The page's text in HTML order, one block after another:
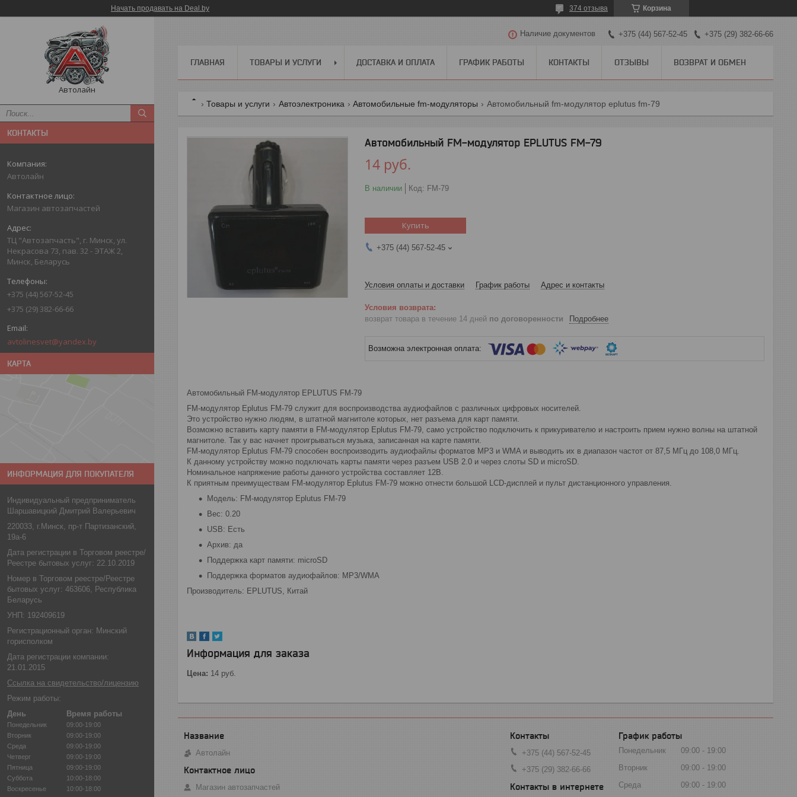
Начать продавать на Deal.by Корзина
374 отзыва
Автолайн
КОНТАКТЫ
Автолайн
Магазин автозапчастей
ТЦ "Автозапчасть", г. Минск, ул.
Некрасова 73, пав. 32 - ЭТАЖ 2,
Минск, Беларусь
+375 (44) 567-52-45
+375 (29) 382-66-66
avtolinesvet@yandex.by
КАРТА
ИНФОРМАЦИЯ ДЛЯ ПОКУПАТЕЛЯ
Индивидуальный предприниматель
Шаршавицкий Дмитрий Валерьевич
220033, г.Минск, пр-т Партизанский,
19а-6
Дата регистрации в Торговом реестре/
Реестре бытовых услуг: 22.10.2019
Номер в Торговом реестре/Реестре
бытовых услуг: 463606, Республика
Беларусь
УНП: 192409619
Регистрационный орган: Минский
горисполком
Дата регистрации компании:
21.01.2015
Ссылка на свидетельство/лицензию
Режим работы:
День
Время работы
Понедельник
09:00-19:00
Вторник
09:00-19:00
Среда
09:00-19:00
Четверг
09:00-19:00
Пятница
09:00-19:00
Суббота
10:00-18:00
Воскресенье
10:00-18:00
Наличие документов +375 (44) 567-52-45 +375 (29) 382-66-66
ГЛАВНАЯ ТОВАРЫ И УСЛУГИ ДОСТАВКА И ОПЛАТА ГРАФИК РАБОТЫ КОНТАКТЫ ОТЗЫВЫ ВОЗВРАТ И ОБМЕН
Товары и услуги Автоэлектроника Автомобильные fm-модуляторы Автомобильный fm-модулятор eplutus fm-79
Автомобильный FM-модулятор EPLUTUS FM-79
14 руб.
В наличии Код: FM-79
Купить
+375 (44) 567-52-45
Условия оплаты и доставки График работы Адрес и контакты
возврат товара в течение 14 дней по договоренности Подробнее
Автомобильный FM-модулятор EPLUTUS FM-79
FM-модулятор Eplutus FМ-79 служит для воспроизводства аудиофайлов с различных цифровых носителей.
Это устройство нужно людям, в штатной магнитоле которых, нет разъема для карт памяти.
Возможно вставить карту памяти в FM-модулятор Eplutus FМ-79, само устройство подключить к прикуривателю и настроить прием нужно волны на штатной
магнитоле. Так у вас начнет проигрываться музыка, записанная на карте памяти.
FM-модулятор Eplutus FМ-79 способен воспроизводить аудиофайлы форматов МР3 и WMA и выводить их в диапазон частот от 87,5 МГц до 108,0 МГц.
К данному устройству можно подключать карты памяти через разъем USB 2.0 и через слоты SD и microSD.
Номинальное напряжение работы данного устройства составляет 12В.
К приятным преимуществам FM-модулятор Eplutus FМ-79 можно отнести большой LCD-дисплей и пульт дистанционного управления.
Модель: FM-модулятор Eplutus FM-79
Вес: 0.20
USB: Есть
Архив: да
Поддержка карт памяти: microSD
Поддержка форматов аудиофайлов: MP3/WMA
Производитель: EPLUTUS, Китай
Информация для заказа
Цена: 14 руб.
Автолайн
Магазин автозапчастей
+375 (44) 567-52-45
+375 (29) 382-66-66
График работы
Понедельник 09:00
19:00
Вторник
09:00
19:00
Среда
09:00 19:00